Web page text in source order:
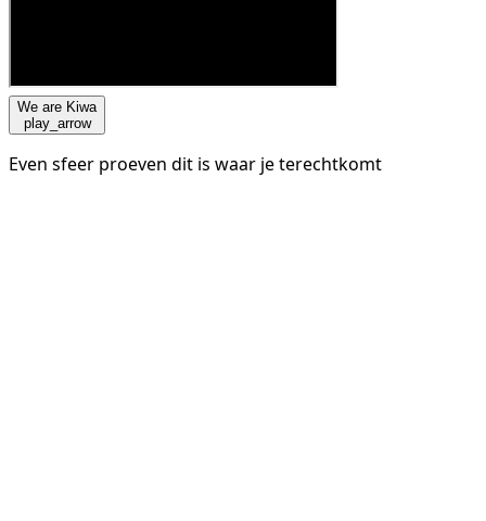
We are Kiwa
play_arrow
Even sfeer proeven dit is waar je terechtkomt